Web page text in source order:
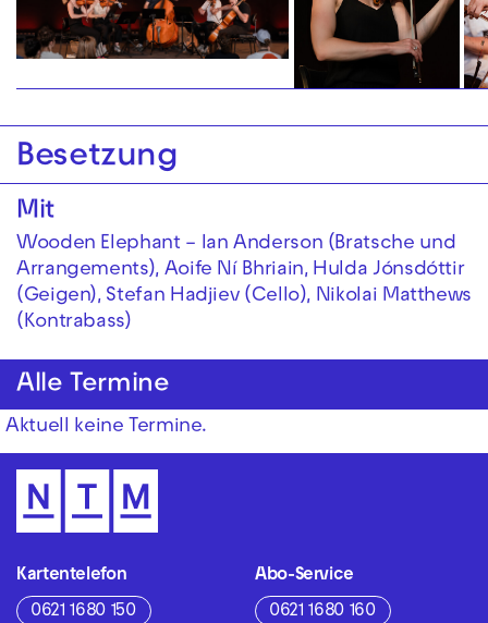
Besetzung
Mit
Wooden Elephant – Ian Anderson (Bratsche und
Arrangements), Aoife Ní Bhriain, Hulda Jónsdóttir
(Geigen), Stefan Hadjiev (Cello), Nikolai Matthews
(Kontrabass)
Alle Termine
Aktuell keine Termine.
Kartentelefon
0621 1680 150
Abo-Service
0621 1680 160